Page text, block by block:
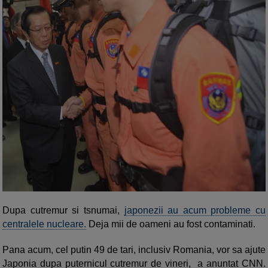
Dupa cutremur si tsnumai, japonezii au acum probleme cu
centralele nucleare. Deja mii de oameni au fost contaminati.
Pana acum, cel putin 49 de tari, inclusiv Romania, vor sa ajute
Japonia dupa puternicul cutremur de vineri, a anuntat CNN.